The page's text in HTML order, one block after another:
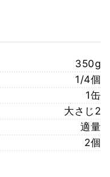
350g
1/4個
1缶
大さじ2
適量
2個